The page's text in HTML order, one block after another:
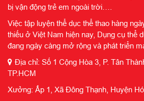
bị vận động trẻ em ngoài trời….
Việc tập luyện thể dục thể thao hàng
thiếu ở Việt Nam hiện nay, Dụng cụ thể
đang ngày càng mở rộng và phát triển
Địa chỉ: Số 1 Cộng Hòa 3, P. Tân
TP.HCM
Xưởng: Ấp 1, Xã Đông Thạnh, Huyện